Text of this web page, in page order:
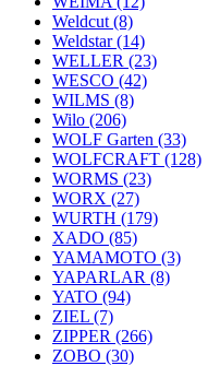
Weldcut (8)
Weldstar(14)
WELLER (23)
WESCO (42)
WILMS (8)
Wilo (206)
WOLF Garten (33)
WOLFCRAFT (128)
WORMS (23)
WORX (27)
WURTH (179)
XADO (85)
YAMAMOTO (3)
YAPARLAR (8)
YATO (94)
ZIEL (7)
ZIPPER (266)
ZOBO (30)